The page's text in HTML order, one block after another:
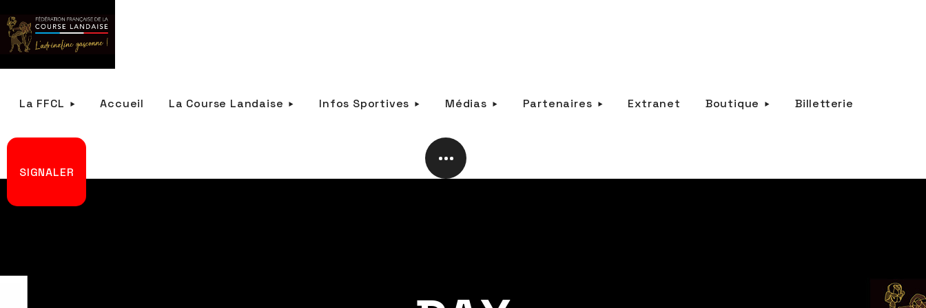
La FFCL Accueil La Course Landaise Infos Sportives Médias Partenaires Extranet Boutique Billetterie
SIGNALER